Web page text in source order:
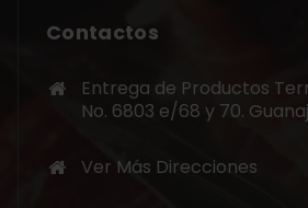
Contactos
Entrega de Productos
No. 6803 e/68 y 70.
Ver Más Direcciones